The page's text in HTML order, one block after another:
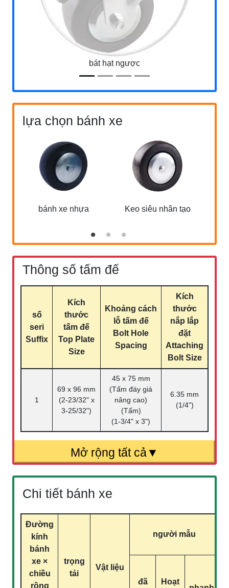
bát hạt ngược
lựa chọn bánh xe
bánh xe nhựa Keo siêu nhân tạo
Thông số tấm đế
số
seri
Suffix
Kích
thước
tấm đế
Top Plate
Size
Khoảng cách
lỗ tấm đế
Bolt Hole
Spacing
Kích
thước
nắp lắp
đặt
Attaching
Bolt Size
1
69 x 96 mm
(2-23/32" x
3-25/32")
45 x 75 mm
(Tấm đáy giá
nâng cao)
(Tấm)
(1-3/4" x 3")
6.35 mm
(1/4")
Chi tiết bánh xe
Đường
kính
bánh
xe ×
chiều
rộng
trọng
tải
Vật liệu
người mẫu
đã
Hoạt